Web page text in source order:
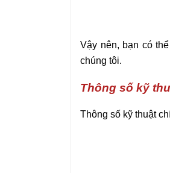
Vậy nên, bạn có
chúng tôi.
Thông số kỹ
Thông số kỹ thuật